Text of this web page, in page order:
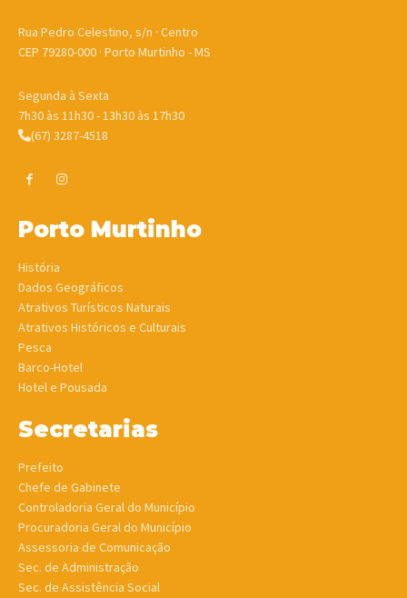
Rua Pedro Celestino, s/n · Centro
CEP 79280-000 · Porto Murtinho - MS
Segunda à Sexta
7h30 às 11h30 - 13h30 às 17h30
(67) 3287-4518
Porto Murtinho
História
Dados Geográficos
Atrativos Turísticos Naturais
Atrativos Históricos e Culturais
Pesca
Barco-Hotel
Hotel e Pousada
Secretarias
Prefeito
Chefe de Gabinete
Controladoria Geral do Município
Procuradoria Geral do Município
Assessoria de Comunicação
Sec. de Administração
Sec. de Assistência Social